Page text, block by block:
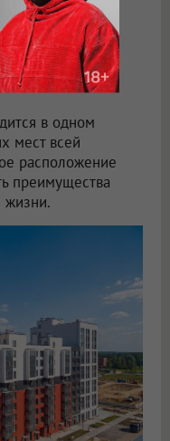
«Эталона»
в одном
мест всей
расположение
преимущества
жизни.